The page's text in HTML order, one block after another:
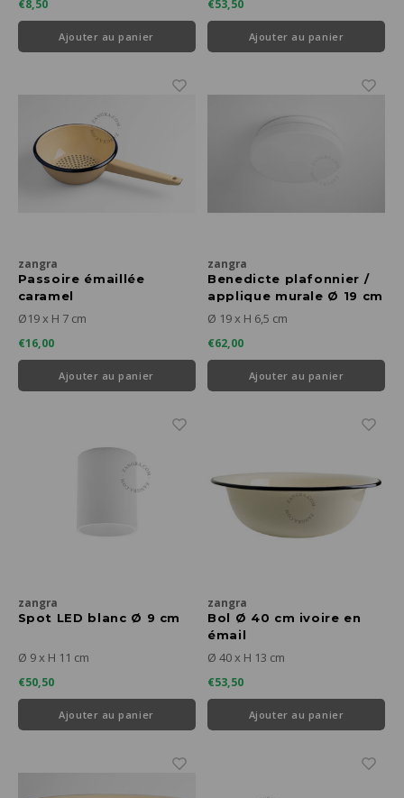
€8,50
Ajouter au panier
€53,50
Ajouter au panier
zangra
Passoire émaillée
caramel
Ø19 x H 7 cm
€16,00
Ajouter au panier
zangra
Benedicte plafonnier /
applique murale Ø 19 cm
Ø 19 x H 6,5 cm
€62,00
Ajouter au panier
zangra
Spot LED blanc Ø 9 cm
Ø 9 x H 11 cm
€50,50
Ajouter au panier
zangra
Bol Ø 40 cm ivoire en
émail
Ø 40 x H 13 cm
€53,50
Ajouter au panier